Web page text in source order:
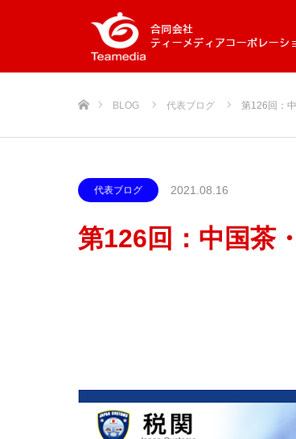
BLOG 代表ブログ 第126回：
代表ブログ 2021.08.16
第126回：中国茶